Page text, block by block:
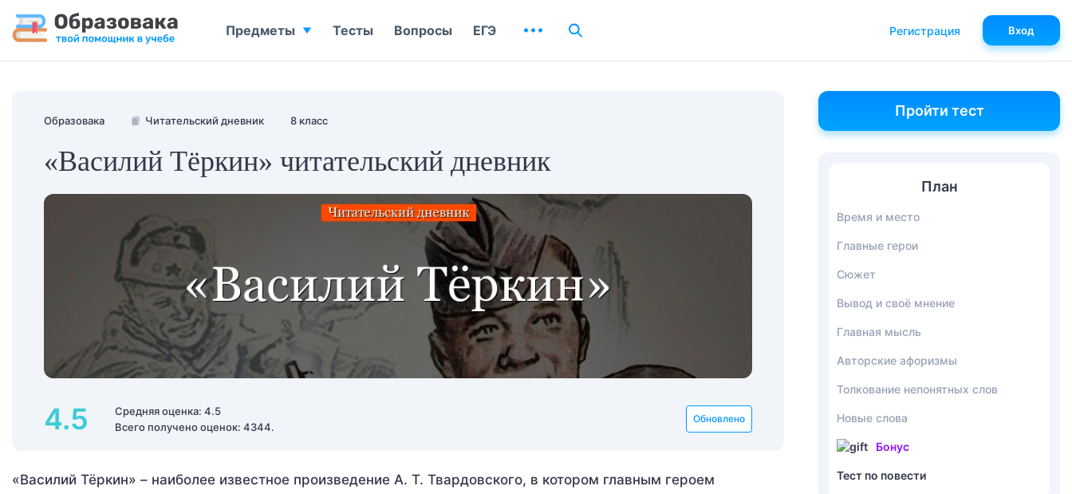
Образовака 📙 Читательский дневник 8 класс
«Василий Тёркин» читательский дневник
4.5
Средняя оценка: 4.5
Всего получено оценок: 4344.
Обновлено
«Василий Тёркин» – наиболее известное произведение А. Т. Твардовского, в котором главным героем
Пройти тест
План
Время и место
Главные герои
Сюжет
Вывод и своё мнение
Главная мысль
Авторские афоризмы
Толкование непонятных слов
Новые слова
Бонус
Тест по повести
Предметы Тесты Вопросы ЕГЭ Регистрация Вход